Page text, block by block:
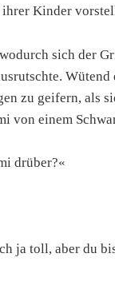
ihrer Kinder
sich der
Wütend
zu geifern, als
von einem
drüber?«
ja toll, aber du